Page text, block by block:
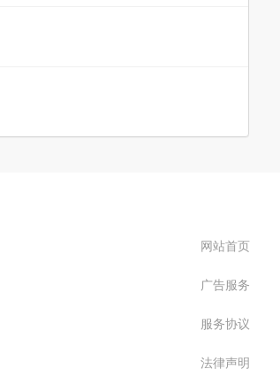
网站首页
广告服务
服务协议
法律声明